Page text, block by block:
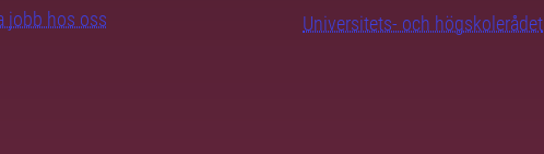
jobb hos oss
Universitets- och högskolerådet